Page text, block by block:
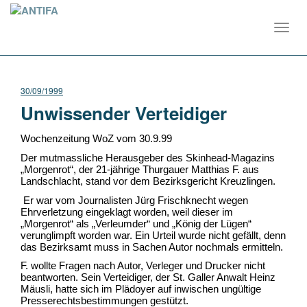
30/09/1999
Unwissender Verteidiger
Wochenzeitung WoZ vom 30.9.99
Der mutmassliche Herausgeber des Skinhead-Magazins
„Morgenrot“, der 21-jährige Thurgauer Matthias F. aus
Landschlacht, stand vor dem Bezirksgericht Kreuzlingen.
Er war vom Journalisten Jürg Frischknecht wegen
Ehrverletzung eingeklagt worden, weil dieser im
„Morgenrot“ als „Verleumder“ und „König der Lügen“
verunglimpft worden war. Ein Urteil wurde nicht gefällt, denn
das Bezirksamt muss in Sachen Autor nochmals ermitteln.
F. wollte Fragen nach Autor, Verleger und Drucker nicht
beantworten. Sein Verteidiger, der St. Galler Anwalt Heinz
Mäusli, hatte sich im Plädoyer auf inwischen ungültige
Presserechtsbestimmungen gestützt.